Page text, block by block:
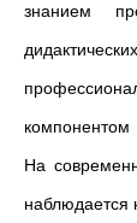
знанием
компонентом
На
наблюдается